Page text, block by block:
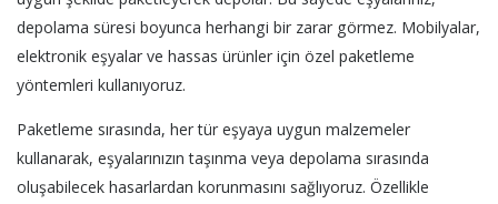
depolama süresi boyunca herhangi bir zarar görmez. Mobilyalar,
elektronik eşyalar ve hassas ürünler için özel paketleme
yöntemleri kullanıyoruz.
Paketleme sırasında, her tür eşyaya uygun malzemeler
kullanarak, eşyalarınızın taşınma veya depolama sırasında
oluşabilecek hasarlardan korunmasını sağlıyoruz. Özellikle